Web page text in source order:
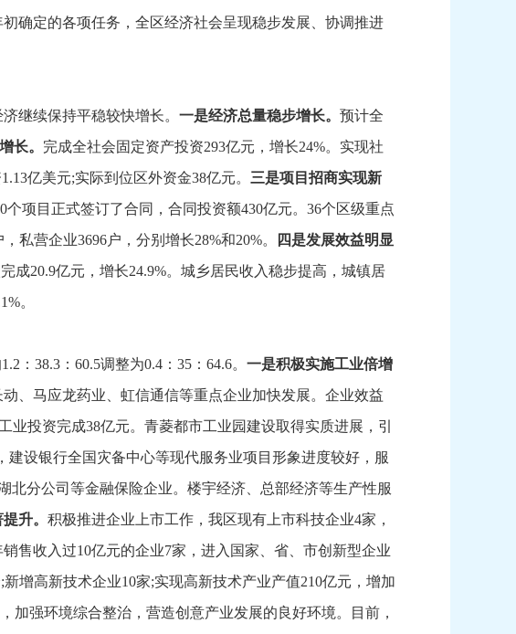
确定的各项任务， 全区经济社会呈现稳步发展、 协调推进
济继续保持平稳较快增长。 一是经济总量稳步增长。 预计全
长。 完成全社会固定资产投资293亿元， 增长24%。 实现社
亿美元;实际到位区外资金38亿元。 三是项目招商实现新
个项目正式签订了合同， 合同投资额430亿元。 36个区级重点
私营企业3696户， 分别增长28%和20%。
四是发展效益明显
成20.9亿元， 增长24.9%。 城乡居民收入稳步提高， 城镇居
。
： 38.3： 60.5调整为0.4： 35： 64.6。 一是积极实施工业倍增
、 马应龙药业、 虹信通信等重点企业加快发展。 企业效益
工业投资完成38亿元。 青菱都市工业园建设取得实质进展， 引
建设银行全国灾备中心等现代服务业项目形象进度较好， 服
北分公司等金融保险企业。 楼宇经济、 总部经济等生产性服
升。 积极推进企业上市工作， 我区现有上市科技企业4家，
售收入过10亿元的企业7家， 进入国家、 省、 市创新型企业
增高新技术企业10家;实现高新技术产业产值210亿元， 增加
加强环境综合整治， 营造创意产业发展的良好环境。
目前，